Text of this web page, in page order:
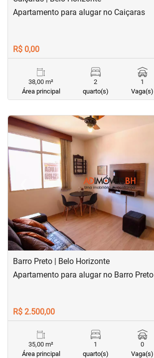
Apartamento para alugar no Caiçaras
R$ 0,00
38,00 m²
Área principal
2
quarto(s)
1
Vaga(s)
<<<<
‹Previous
Barro Preto | Belo Horizonte
Apartamento para alugar no Barro Preto
R$ 2.500,00
35,00 m²
Área principal
1
quarto(s)
0
Vaga(s)